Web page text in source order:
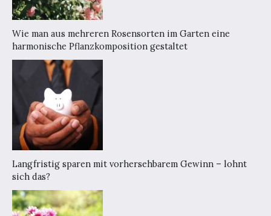
Wie man aus mehreren Rosensorten im Garten eine
harmonische Pflanzkomposition gestaltet
Langfristig sparen mit vorhersehbarem Gewinn – lohnt
sich das?